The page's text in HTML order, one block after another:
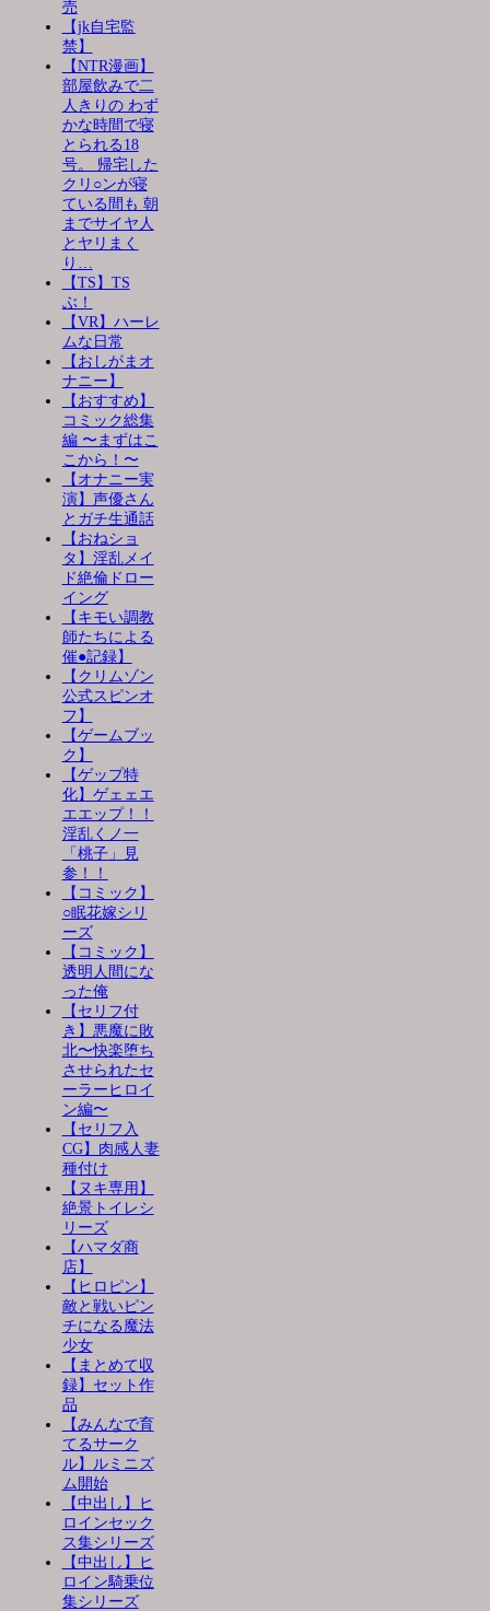
売
【jk自宅監
禁】
【NTR漫画】
部屋飲みで二
人きりの わず
かな時間で寝
とられる18
号。 帰宅した
クリ○ンが寝
ている間も 朝
までサイヤ人
とヤリまく
り…
【TS】TS
ぶ！
【VR】ハーレ
ムな日常
【おしがまオ
ナニー】
【おすすめ】
コミック総集
編 〜まずはこ
こから！〜
【オナニー実
演】声優さん
とガチ生通話
【おねショ
タ】淫乱メイ
ド絶倫ドロー
イング
【キモい調教
師たちによる
催●記録】
【クリムゾン
公式スピンオ
フ】
【ゲームブッ
ク】
【ゲップ特
化】ゲェェエ
エエップ！！
淫乱くノ一
「桃子」見
参！！
【コミック】
○眠花嫁シリ
ーズ
【コミック】
透明人間にな
った俺
【セリフ付
き】悪魔に敗
北〜快楽堕ち
させられたセ
ーラーヒロイ
ン編〜
【セリフ入
CG】肉感人妻
種付け
【ヌキ専用】
絶景トイレシ
リーズ
【ハマダ商
店】
【ヒロピン】
敵と戦いピン
チになる魔法
少女
【まとめて収
録】セット作
品
【みんなで育
てるサーク
ル】ルミニズ
ム開始
【中出し】ヒ
ロインセック
ス集シリーズ
【中出し】ヒ
ロイン騎乗位
集シリーズ